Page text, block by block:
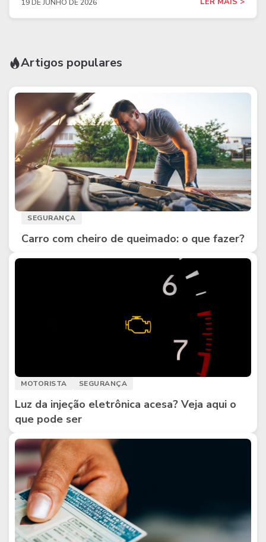
19 DE JUNHO DE 2026
Artigos populares
SEGURANÇA
Carro com cheiro de queimado: o que fazer?
MOTORISTA SEGURANÇA
Luz da injeção eletrônica acesa? Veja aqui o
que pode ser